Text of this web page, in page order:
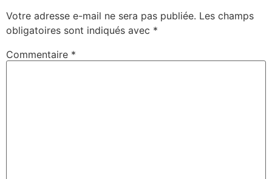
Votre adresse e-mail ne sera pas publiée. Les champs
obligatoires sont indiqués avec *
Commentaire *